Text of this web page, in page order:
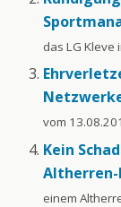
das LG Kleve
vom
Kein
Altherren-
einem